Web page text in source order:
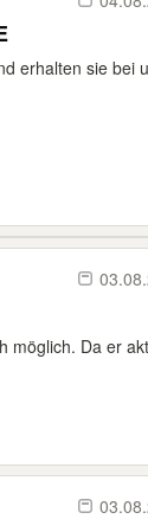
erhalten sie bei
möglich. Da er